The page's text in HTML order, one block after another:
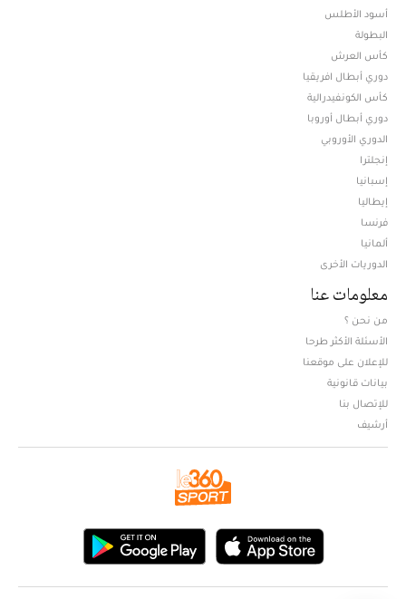
أسود الأطلس
البطولة
كأس العرش
دوري أبطال افريقيا
كأس الكونفيدرالية
دوري أبطال أوروبا
الدوري الأوروبي
إنجلترا
إسبانيا
إيطاليا
فرنسا
ألمانيا
الدوريات الأخرى
معلومات عنا
من نحن ؟
الأسئلة الأكثر طرحا
للإعلان على موقعنا
بيانات قانونية
للإتصال بنا
أرشيف